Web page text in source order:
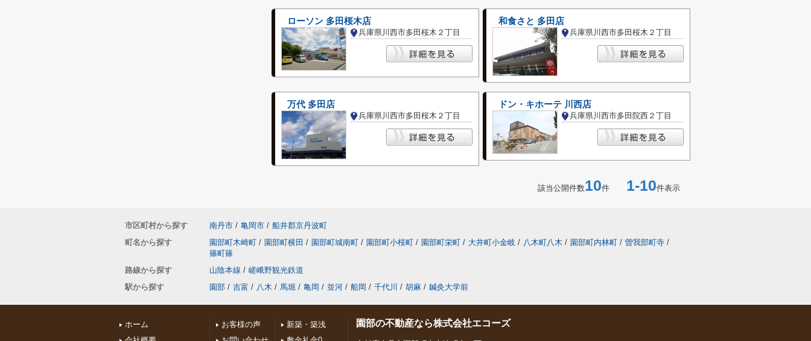
ローソン 多田桜木店
兵庫県川西市多田桜木２丁目
和食さと 多田店
兵庫県川西市多田桜木２丁目
万代 多田店
兵庫県川西市多田桜木２丁目
ドン・キホーテ 川西店
兵庫県川西市多田院西２丁目
該当公開件数10件 1-10件表示
市区町村から探す 南丹市 / 亀岡市 / 船井郡京丹波町
町名から探す
園部町木崎町 / 園部町横田 / 園部町城南町 / 園部町小桜町 / 園部町栄町 / 大井町小金岐 / 八木町八木 / 園部町内林町 / 曽我部町寺 /
篠町篠
路線から探す
山陰本線 / 嵯峨野観光鉄道
駅から探す
園部 / 吉富 / 八木 / 馬堀 / 亀岡 / 並河 / 船岡 / 千代川 / 胡麻 / 鍼灸大学前
ホーム
お客様の声
新築・築浅
園部の不動産なら株式会社エコーズ